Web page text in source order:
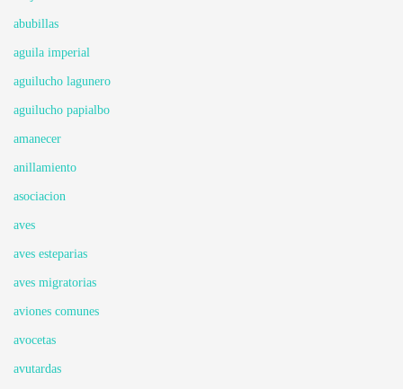
abubillas
aguila imperial
aguilucho lagunero
aguilucho papialbo
amanecer
anillamiento
asociacion
aves
aves esteparias
aves migratorias
aviones comunes
avocetas
avutardas